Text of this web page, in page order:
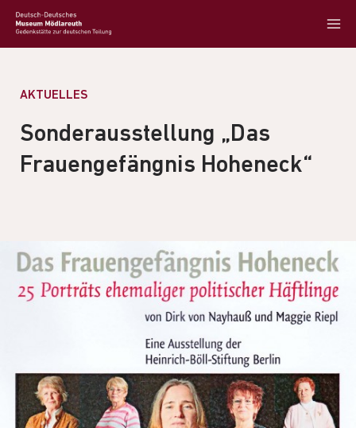
AKTUELLES
Sonderausstellung „Das
Frauengefängnis Hoheneck“